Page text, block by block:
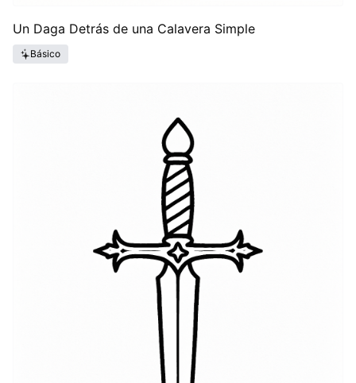
Un Daga Detrás de una Calavera Simple
Básico